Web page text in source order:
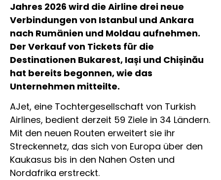
Jahres 2026 wird die Airline drei neue
Verbindungen von Istanbul und Ankara
nach Rumänien und Moldau aufnehmen.
Der Verkauf von Tickets für die
Destinationen Bukarest, Iași und Chișinău
hat bereits begonnen, wie das
Unternehmen mitteilte.
AJet, eine Tochtergesellschaft von Turkish
Airlines, bedient derzeit 59 Ziele in 34 Ländern.
Mit den neuen Routen erweitert sie ihr
Streckennetz, das sich von Europa über den
Kaukasus bis in den Nahen Osten und
Nordafrika erstreckt.